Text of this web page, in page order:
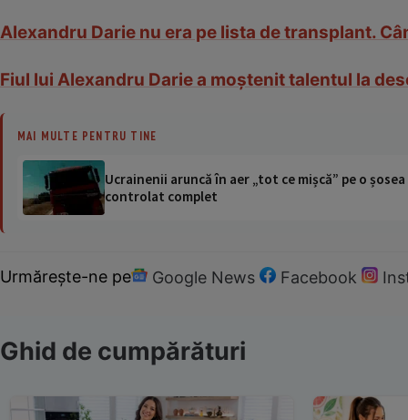
Alexandru Darie nu era pe lista de transplant.
Fiul lui Alexandru Darie a moștenit talentul la
MAI MULTE PENTRU TINE
Ucrainenii aruncă în aer „tot ce mișcă” pe o
controlat complet
Urmărește-ne pe Google News Facebook
Ghid de cumpărături